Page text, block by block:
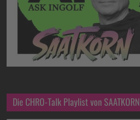
Die CHRO-Talk Playlist von SAATKORN